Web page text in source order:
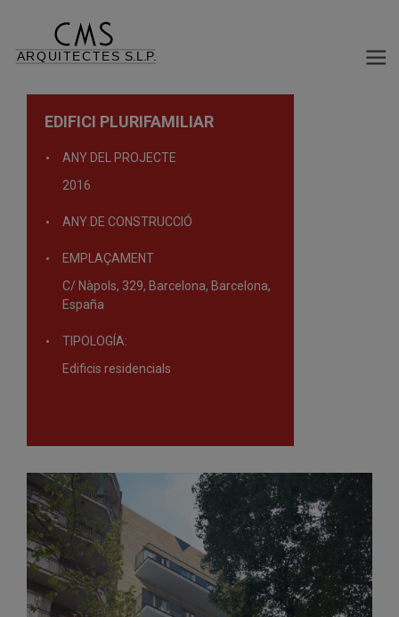
EDIFICI PLURIFAMILIAR
ANY DEL PROJECTE
2016
ANY DE CONSTRUCCIÓ
EMPLAÇAMENT
C/ Nàpols, 329, Barcelona, Barcelona,
España
TIPOLOGÍA:
Edificis residencials